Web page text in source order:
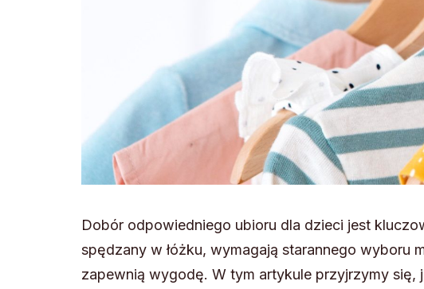
Dobór odpowiedniego ubioru dla dzieci jest
spędzany w łóżku, wymagają starannego wyboru
zapewnią wygodę. W tym artykule przyjrzymy się,